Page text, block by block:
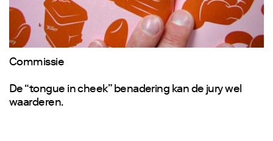
Commissie
De “tongue in cheek” benadering kan de jury wel
waarderen.